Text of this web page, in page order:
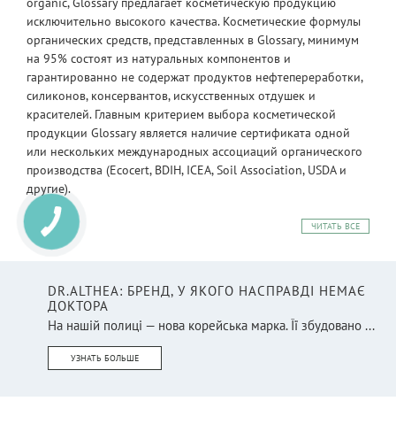
исключительно высокого качества. Косметические формулы
органических средств, представленных в Glossary, минимум
на 95% состоят из натуральных компонентов и
гарантированно не содержат продуктов нефтепереработки,
силиконов, консервантов, искусственных отдушек и
красителей. Главным критерием выбора косметической
продукции Glossary является наличие сертификата одной
или нескольких международных ассоциаций органического
производства (Ecocert, BDIH, ICEA, Soil Association, USDA и
другие).
ЧИТАТЬ ВСЕ
DR.ALTHEA: БРЕНД, У ЯКОГО НАСПРАВДІ НЕМАЄ
ДОКТОРА
На нашій полиці — нова корейська марка. Її збудовано ...
УЗНАТЬ БОЛЬШЕ